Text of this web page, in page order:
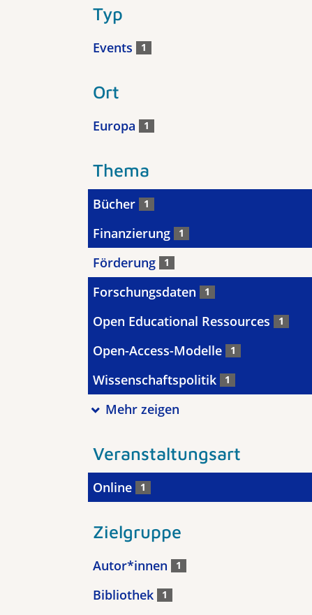
Typ
Events 1
Ort
Europa 1
Thema
Bücher 1
Finanzierung 1
Förderung 1
Forschungsdaten 1
Open Educational Ressources 1
Open-Access-Modelle 1
Wissenschaftspolitik 1
Mehr zeigen
Veranstaltungsart
Online 1
Zielgruppe
Autor*innen 1
Bibliothek 1